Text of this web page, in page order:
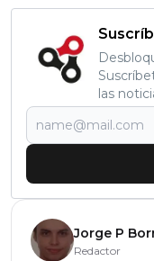
las
Jorge P
Redactor